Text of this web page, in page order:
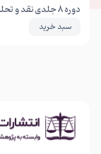
دوره 8 جلدی نقد و تحلیل آراء قضایی
سبد خرید